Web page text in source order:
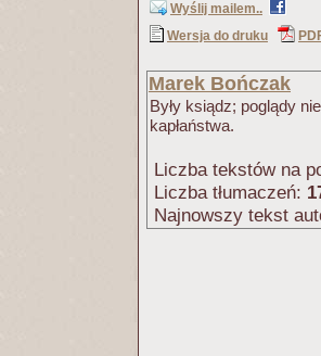
Wyślij mailem..
Wersja do druku
Marek Bończak
Były ksiądz; poglądy
kapłaństwa.
Liczba tekstów na
Liczba tłumaczeń:
Najnowszy tekst